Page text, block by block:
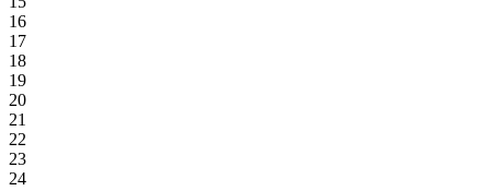
16
17
18
19
20
21
22
23
24